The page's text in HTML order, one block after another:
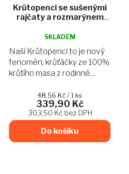
Krůtopenci se sušenými
rajčaty a rozmarýnem
produktu
je
4,9
z
hvězdiček.
SKLADEM
303,50 Kč bez DPH
339,90 Kč
Měrná
cena:
48,56 Kč / 1 ks
Do košíku
Naší Krůtopenci to je nový
fenomén, krůťáčky ze 100%
krůtího masa z rodinné
skvělém nálevu navíc
dochucené sušenými
rajčaty, rozmarýnem a
uzenou paprikou...